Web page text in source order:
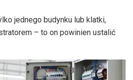
jednego budynku lub klatki,
– to on powinien ustalić